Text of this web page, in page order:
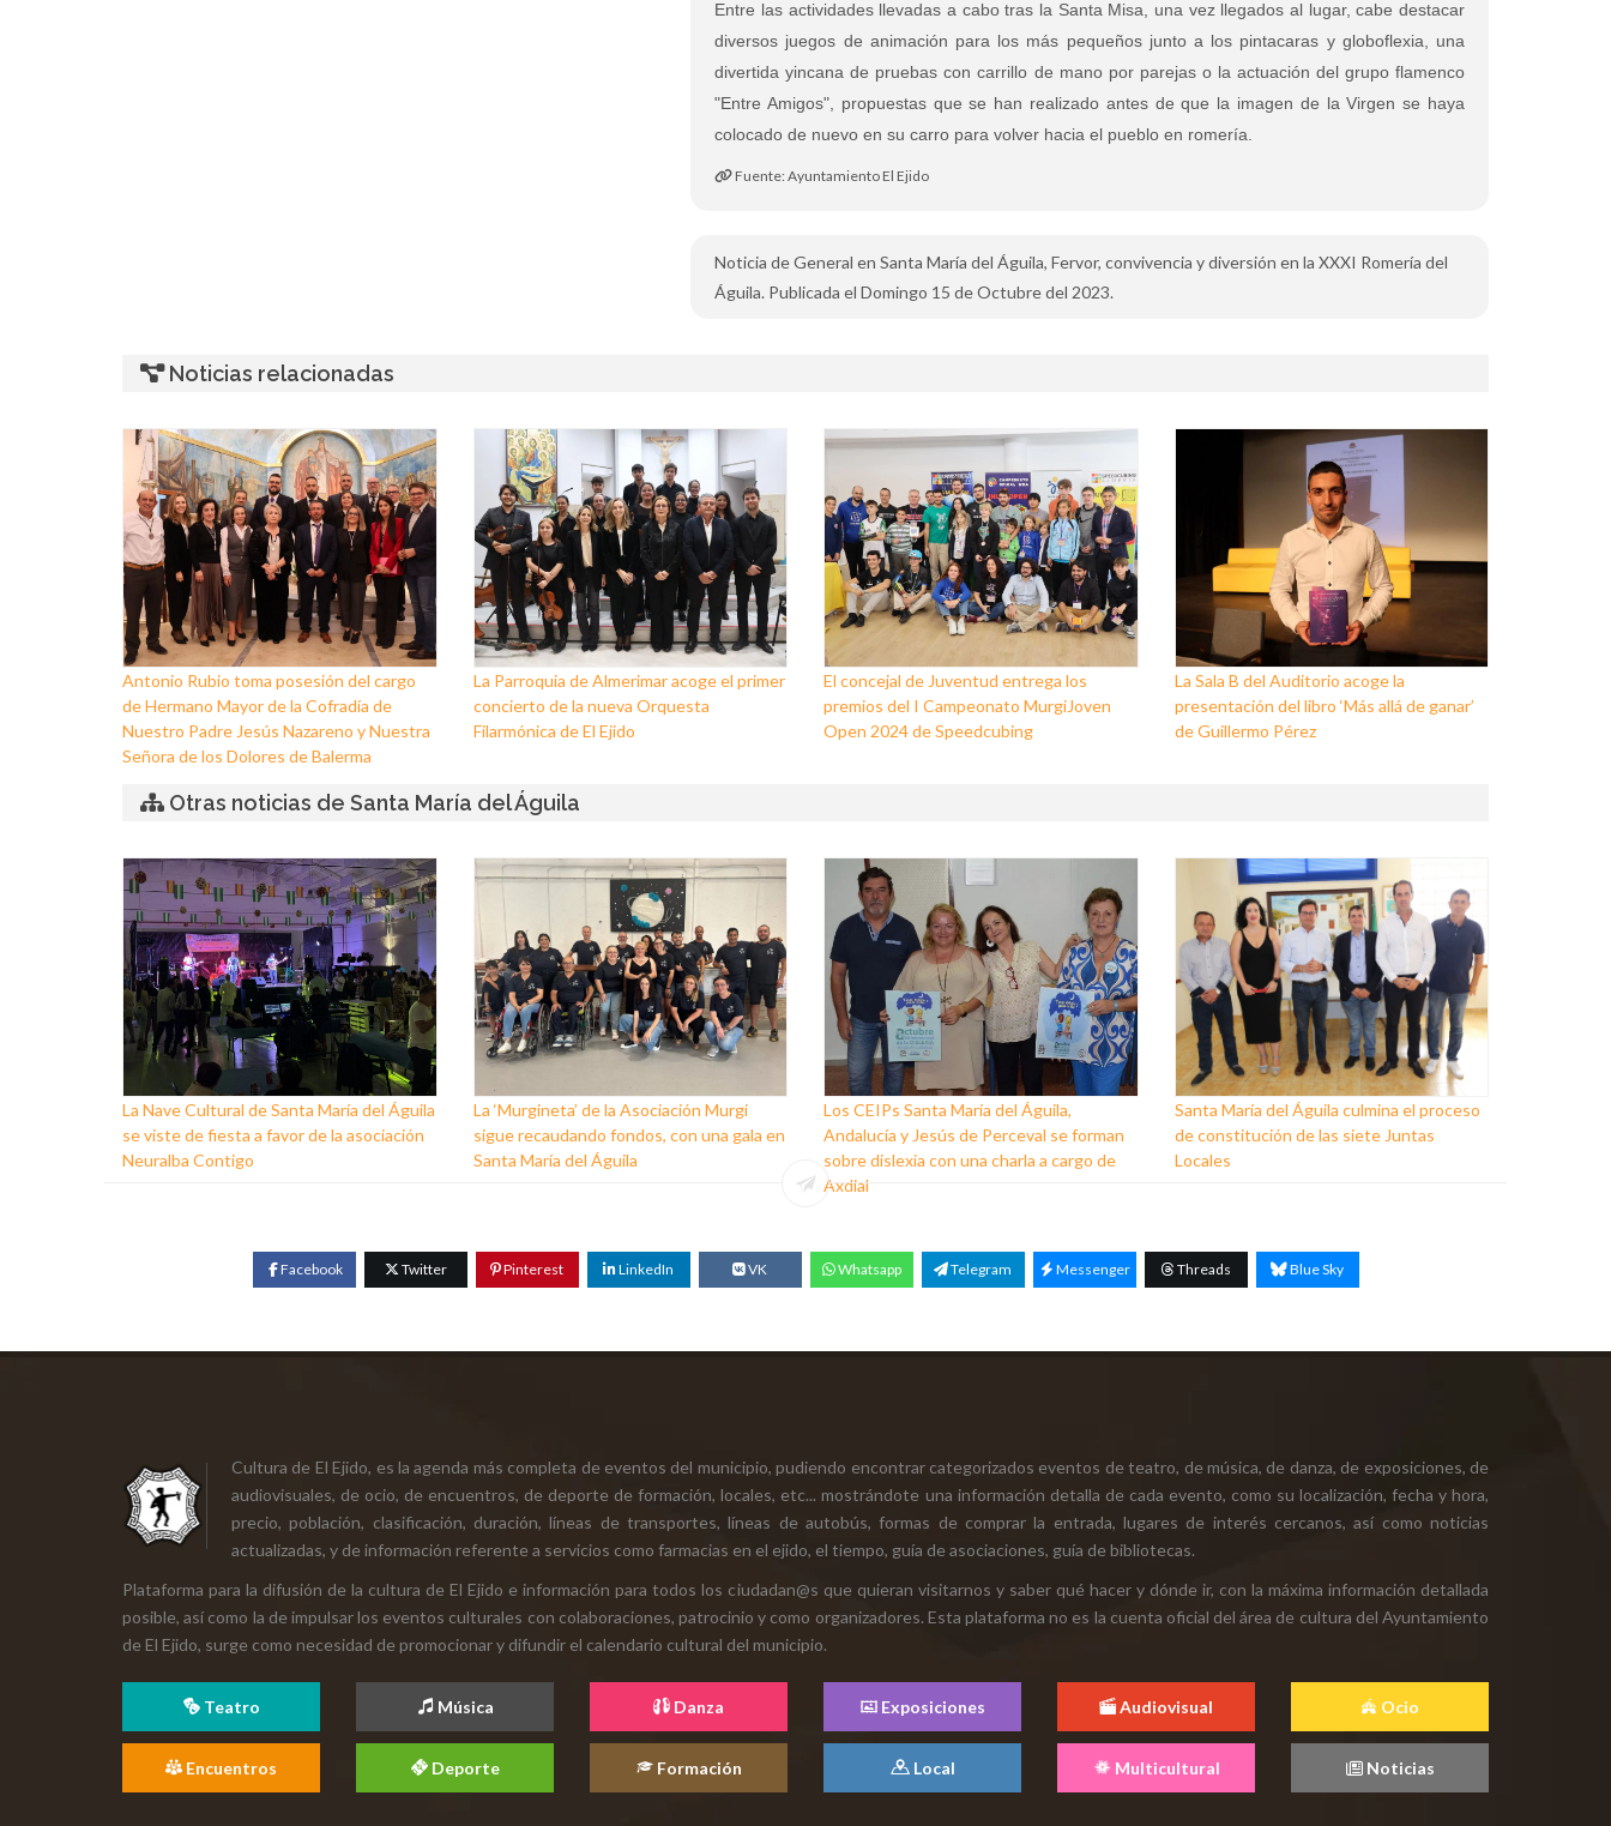
Entre las actividades llevadas a cabo tras la Santa Misa, una vez llegados al lugar, cabe destacar
diversos juegos de animación para los más pequeños junto a los pintacaras y globoflexia, una
divertida yincana de pruebas con carrillo de mano por parejas o la actuación del grupo flamenco
"Entre Amigos", propuestas que se han realizado antes de que la imagen de la Virgen se haya
colocado de nuevo en su carro para volver hacia el pueblo en romería.
Fuente: Ayuntamiento El Ejido
Noticia de General en Santa María del Águila, Fervor, convivencia y diversión en la XXXI Romería del
Águila. Publicada el Domingo 15 de Octubre del 2023.
Noticias relacionadas
Antonio Rubio toma posesión del cargo
de Hermano Mayor de la Cofradía de
Nuestro Padre Jesús Nazareno y Nuestra
Señora de los Dolores de Balerma
La Parroquia de Almerimar acoge el primer
concierto de la nueva Orquesta
Filarmónica de El Ejido
El concejal de Juventud entrega los
premios del I Campeonato MurgiJoven
Open 2024 de Speedcubing
La Sala B del Auditorio acoge la
presentación del libro ‘Más allá de ganar’
de Guillermo Pérez
Otras noticias de Santa María del Águila
La Nave Cultural de Santa María del Águila
se viste de fiesta a favor de la asociación
Neuralba Contigo
La ‘Murgineta’ de la Asociación Murgi
sigue recaudando fondos, con una gala en
Santa María del Águila
Los CEIPs Santa María del Águila,
Andalucía y Jesús de Perceval se forman
sobre dislexia con una charla a cargo de
Axdial
Santa María del Águila culmina el proceso
de constitución de las siete Juntas
Locales
Facebook Twitter Pinterest LinkedIn VK Whatsapp Telegram Messenger Threads Blue Sky
Cultura de El Ejido, es la agenda más completa de eventos del municipio, pudiendo encontrar categorizados eventos de teatro, de música, de danza, de exposiciones, de
audiovisuales, de ocio, de encuentros, de deporte de formación, locales, etc... mostrándote una información detalla de cada evento, como su localización, fecha y hora,
precio, población, clasificación, duración, líneas de transportes, líneas de autobús, formas de comprar la entrada, lugares de interés cercanos, así como noticias
actualizadas, y de información referente a servicios como farmacias en el ejido, el tiempo, guía de asociaciones, guía de bibliotecas.
Plataforma para la difusión de la cultura de El Ejido e información para todos los ciudadan@s que quieran visitarnos y saber qué hacer y dónde ir, con la máxima información detallada
posible, así como la de impulsar los eventos culturales con colaboraciones, patrocinio y como organizadores. Esta plataforma no es la cuenta oficial del área de cultura del Ayuntamiento
de El Ejido, surge como necesidad de promocionar y difundir el calendario cultural del municipio.
Teatro Música Danza Exposiciones Audiovisual Ocio
Encuentros Deporte Formación Local Multicultural Noticias